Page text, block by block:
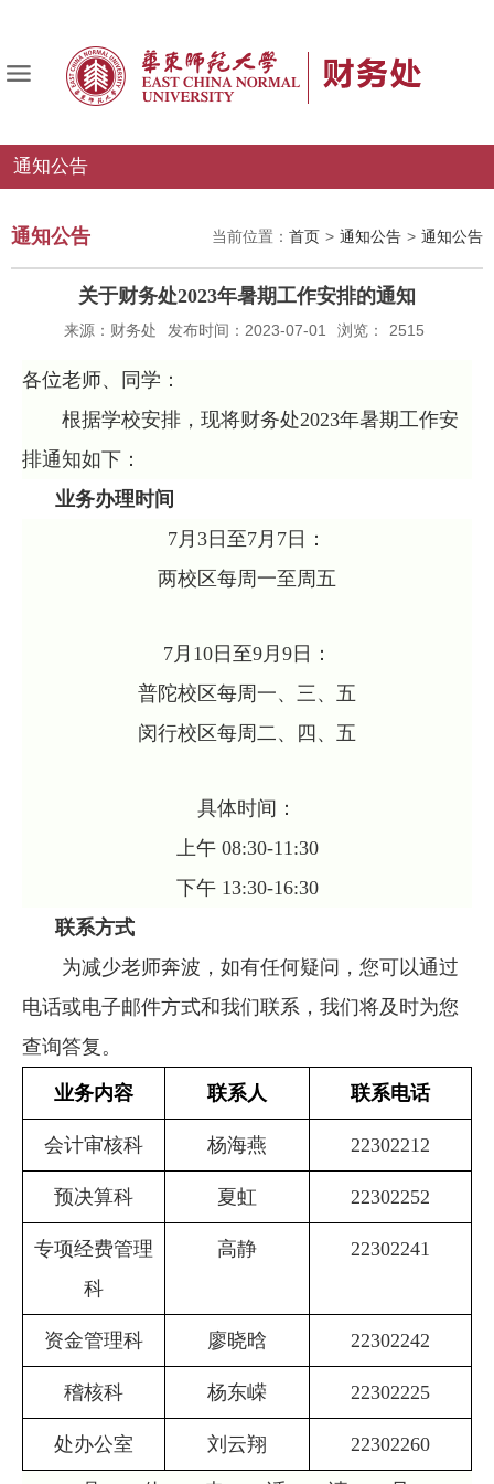
通知公告
当前位置： 首页 > 通知公告 > 通知公告
通知公告
关于财务处2023年暑期工作安排的通知
来源：财务处 发布时间：2023-07-01 浏览： 2515
各位老师、同学：
根据学校安排，现将财务处2023年暑期工作安
排通知如下：
业务办理时间
7月 3 日至7月 7 日：
两校区每周一至周五
7月 10日至9月 9日：
普陀校区每周一、三、五
闵行校区每周二、四、五
具体时间：
上午 08:30-11:30
下午 13:30-16:30
联系方式
为减少老师奔波，如有任何疑问，您可以通过
电话或电子邮件方式和我们联系，我们将及时为您
查询答复。
业务内容 联系人 联系电话
会计审核科 杨海燕 22302212
预决算科 夏虹 22302252
专项经费管理
科
高静 22302241
资金管理科 廖晓晗 22302242
稽核科 杨东嵘 22302225
处办公室 刘云翔 22302260